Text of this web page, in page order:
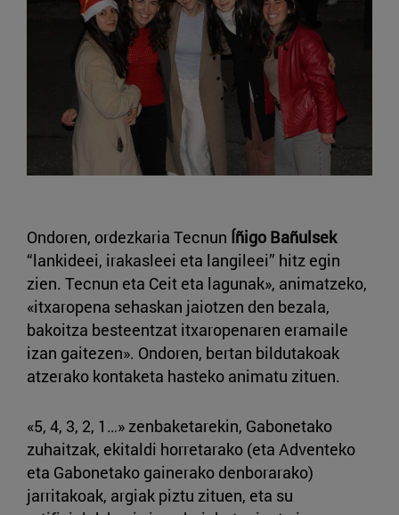
Ondoren, ordezkaria Tecnun Íñigo Bañulsek
“lankideei, irakasleei eta langileei” hitz egin
zien. Tecnun eta Ceit eta lagunak», animatzeko,
«itxaropena sehaskan jaiotzen den bezala,
bakoitza besteentzat itxaropenaren eramaile
izan gaitezen». Ondoren, bertan bildutakoak
atzerako kontaketa hasteko animatu zituen.
«5, 4, 3, 2, 1…» zenbaketarekin, Gabonetako
zuhaitzak, ekitaldi horretarako (eta Adventeko
eta Gabonetako gainerako denborarako)
jarritakoak, argiak piztu zituen, eta su